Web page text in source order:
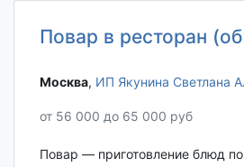
Повар в ресторан
Москва‎, ИП Якунина Светлана
от 56 000 до 65 000 руб
Повар — приготовление блюд по